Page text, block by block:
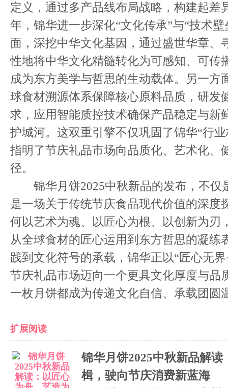
定义，通过多产品线布局战略，构建起差
年，锦华进一步深化“文化传承”与“技术
面，深挖中华文化基因，通过盛世华章、
性地将中华文化精髓转化为可感知、可传
成为东方美学与哲思的生动载体。另一方
球食材溯源体系保障核心原料品质，研发
求，应用智能质控技术确保产品稳定与新
护城河。这双重引擎不仅巩固了锦华“行
指明了节庆礼品市场向品质化、艺术化、
径。
锦华月饼2025中秋新品的发布，不仅
是一场关于传统节庆食品现代价值的深度
何以艺术为魂、以匠心为根、以创新为刃
从全球食材的匠心运用到东方哲思的凝练
践到文化符号的承载，锦华正以“匠心无
节庆礼品市场迈向一个更具文化厚度与品
一枚月饼都成为传递文化自信、承载团圆
扩展阅读
锦华月饼2025中秋新品解
楫，驶向节庆消费新蓝海